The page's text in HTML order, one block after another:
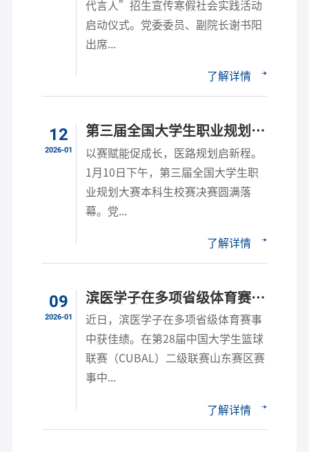
代言人”招生宣传寒假社会实践活动
启动仪式。党委委员、副院长谢书阳
出席...
了解详情
12
2026-01
第三届全国大学生职业规划大
赛本科生校赛决赛圆满落幕
以赛赋能促成长，医路规划启新程。
1月10日下午，第三届全国大学生职
业规划大赛本科生校赛决赛圆满落
幕。党...
了解详情
09
2026-01
滨医学子在多项省级体育赛事
中获佳绩
近日，滨医学子在多项省级体育赛事
中获佳绩。在第28届中国大学生篮球
联赛（CUBAL）二级联赛山东赛区赛
事中...
了解详情